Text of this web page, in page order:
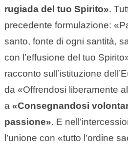
rugiada del tuo Spirito».
precedente formulazione:
santo, fonte di ogni santità,
con l’effusione del tuo
racconto sull’istituzione
da «Offrendosi liberamente
a «Consegnandosi
passione». E
l’unione con «tutto l’ordine